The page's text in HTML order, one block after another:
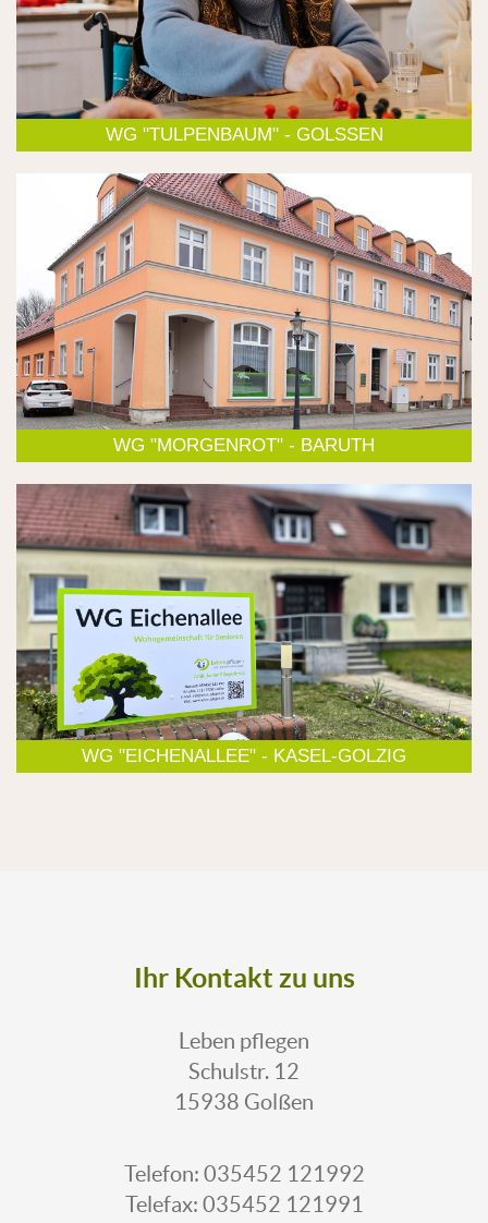
WG "TULPENBAUM" - GOLSSEN
WG "MORGENROT" - BARUTH
WG "EICHENALLEE" - KASEL-GOLZIG
Ihr Kontakt zu uns
Leben pflegen
Schulstr. 12
15938 Golßen
Telefon: 035452 121992
Telefax: 035452 121991